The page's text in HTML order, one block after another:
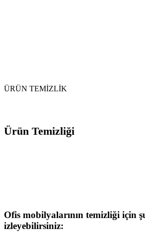
ÜRÜN TEMİZLİK
Ürün Temizliği
Ofis mobilyalarının temizliği için
izleyebilirsiniz: